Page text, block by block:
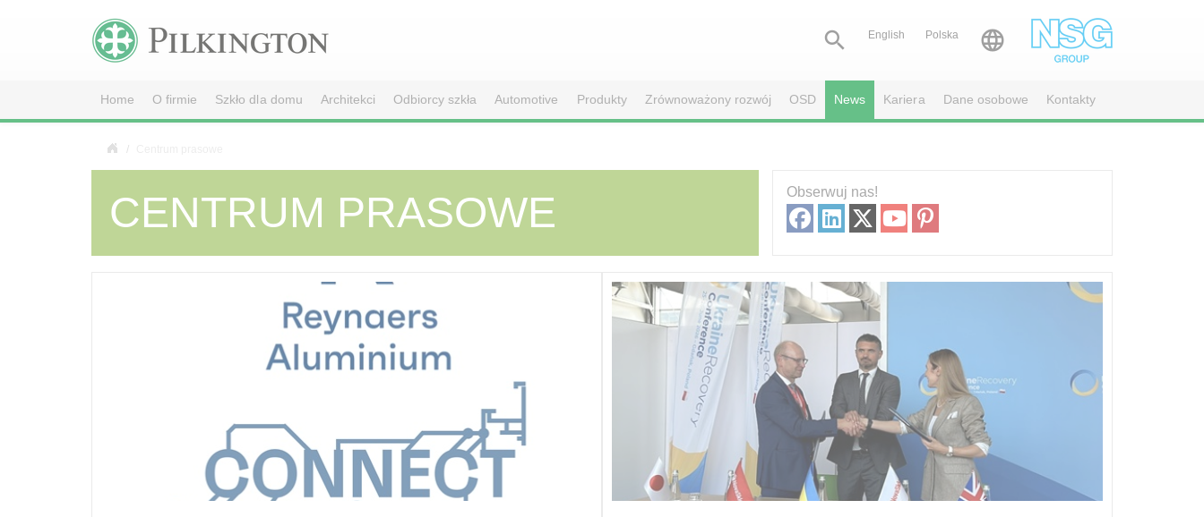
 English Polska 
Home O firmie Szkło dla domu Architekci Odbiorcy szkła Automotive Produkty Zrównoważony rozwój OSD News Kariera Dane osobowe Kontakty
CENTRUM PRASOWE Obserwuj nas!